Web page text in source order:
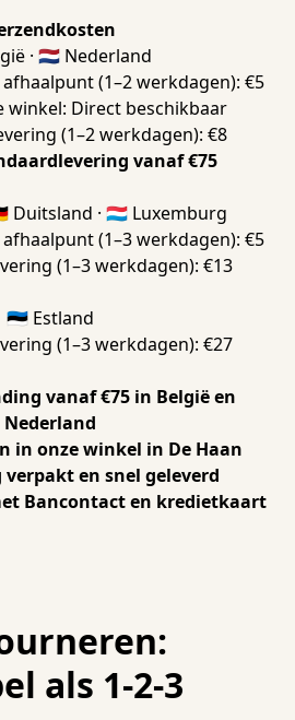
· 🇳🇱 Nederland
(1–2 werkdagen): €5
Direct beschikbaar
(1–2 werkdagen): €8
vanaf €75
Duitsland · 🇱🇺 Luxemburg
(1–3 werkdagen): €5
(1–3 werkdagen): €13
🇪🇪 Estland
(1–3 werkdagen): €27
vanaf €75 in België en
Nederland
in onze winkel in De Haan
en snel geleverd
Bancontact en kredietkaart
als 1-2-3